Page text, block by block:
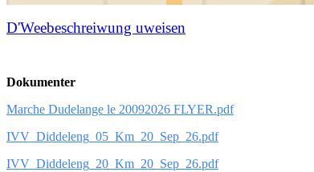
D'Weebeschreiwung uweisen
Dokumenter
Marche Dudelange le 20092026 FLYER.pdf
IVV_Diddeleng_05_Km_20_Sep_26.pdf
IVV_Diddeleng_20_Km_20_Sep_26.pdf